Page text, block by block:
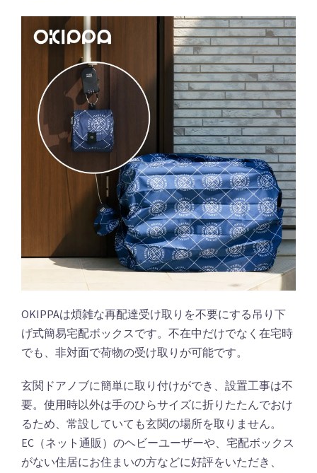
OKIPPAは煩雑な再配達受け取りを不要にする吊り下
げ式簡易宅配ボックスです。不在中だけでなく在宅時
でも、非対面で荷物の受け取りが可能です。
玄関ドアノブに簡単に取り付けができ、設置工事は不
要。使用時以外は手のひらサイズに折りたたんでおけ
るため、常設していても玄関の場所を取りません。
EC（ネット通販）のヘビーユーザーや、宅配ボックス
がない住居にお住まいの方などに好評をいただき、